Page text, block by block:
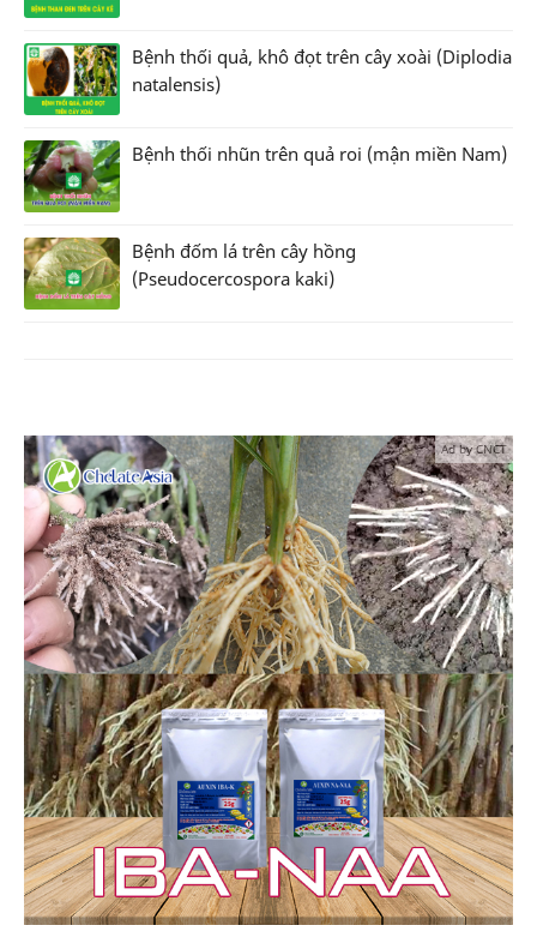
Bệnh thối quả, khô đọt trên cây xoài (Diplodia
natalensis)
Bệnh thối nhũn trên quả roi (mận miền Nam)
Bệnh đốm lá trên cây hồng
(Pseudocercospora kaki)
Ad by CNCT